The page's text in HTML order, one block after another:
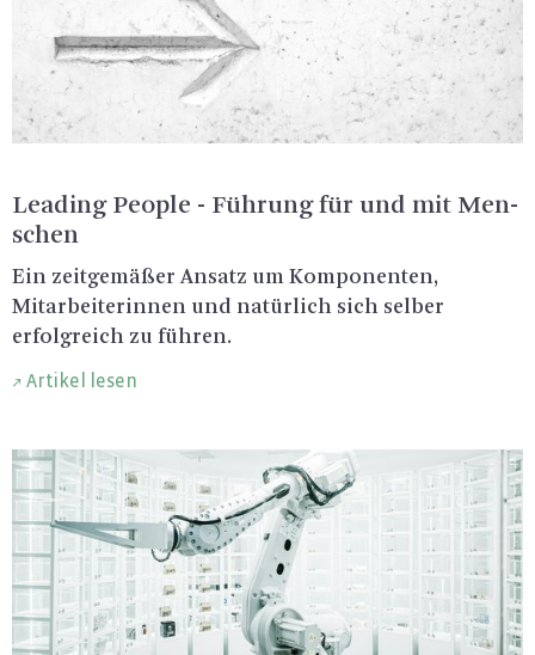
Lea­ding Peop­le - Füh­rung für und mit Men­
schen
Ein zeit­ge­mä­ßer An­satz um Kom­po­nen­ten,
Mit­ar­bei­te­rin­nen und na­tür­lich sich sel­ber
er­folg­reich zu füh­ren.
Artikel lesen